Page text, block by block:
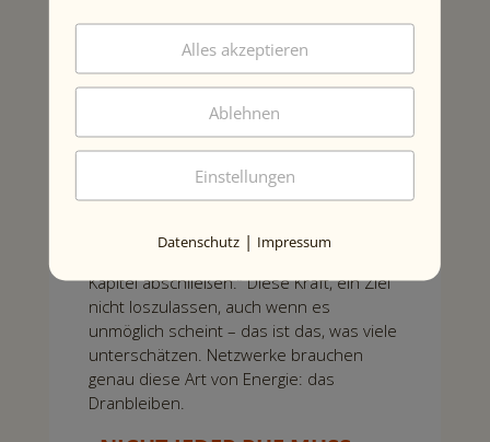
RÜCKSCHLÄGEN: „ICH SEHE
WIEDER.“
Der geborene Wiener wurde mit fünf
Jahren blind. Prognose: Hoffnungslos.
Doch seine Eltern glaubten an ihn. Musik
zum Licht, als er keines mehr sah. Er
Führerschein machen. Wie ich ihn dann
endlich machen konnte, war das wie ein
Kapitel abschließen.“ Diese Kraft, ein Ziel
nicht loszulassen, auch wenn es
unmöglich scheint – das ist das, was viele
unterschätzen. Netzwerke brauchen
genau diese Art von Energie: das
Dranbleiben.
Alles akzeptieren
Ablehnen
Einstellungen
Datenschutz | Impressum